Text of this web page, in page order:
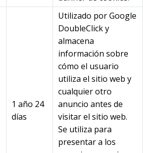
1 año 24
días
Utilizado por Google
DoubleClick y
almacena
información sobre
cómo el usuario
utiliza el sitio web y
cualquier otro
anuncio antes de
visitar el sitio web.
Se utiliza para
presentar a los